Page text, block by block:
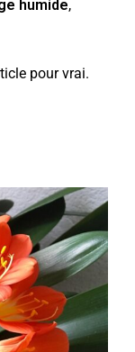
humide,
pour vrai.